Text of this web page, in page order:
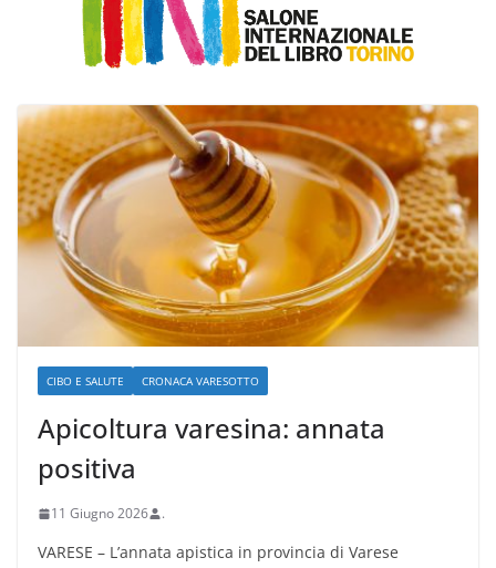
CIBO E SALUTE CRONACA VARESOTTO
Apicoltura varesina: annata
positiva
11 Giugno 2026 .
VARESE – L’annata apistica in provincia di Varese